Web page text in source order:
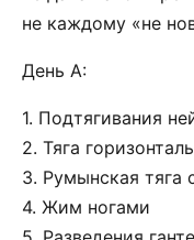
не каждому «не
День А:
1. Подтягивания
2. Тяга
3. Румынская тяга
4. Жим ногами